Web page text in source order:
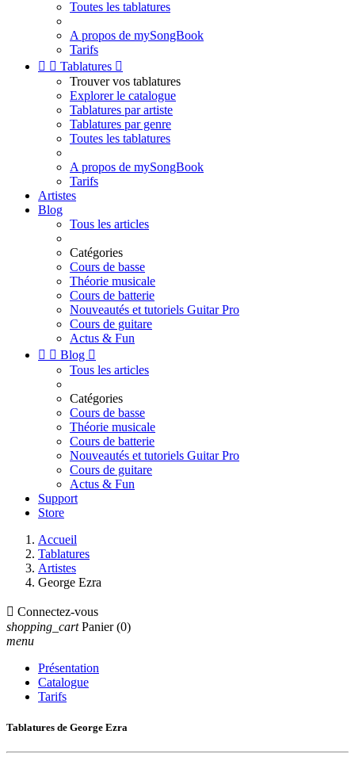
Toutes les tablatures
A propos de mySongBook
Tarifs
  Tablatures 
Trouver vos tablatures
Explorer le catalogue
Tablatures par artiste
Tablatures par genre
Toutes les tablatures
A propos de mySongBook
Tarifs
Artistes
Blog
Tous les articles
Catégories
Cours de basse
Théorie musicale
Cours de batterie
Nouveautés et tutoriels Guitar Pro
Cours de guitare
Actus & Fun
  Blog 
Tous les articles
Catégories
Cours de basse
Théorie musicale
Cours de batterie
Nouveautés et tutoriels Guitar Pro
Cours de guitare
Actus & Fun
Support
Store
Accueil
Tablatures
Artistes
George Ezra
 Connectez-vous
shopping_cart Panier (0)
menu
Présentation
Catalogue
Tarifs
Tablatures de George Ezra